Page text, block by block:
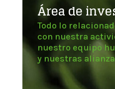
Área de
Todo lo
con nuestra
nuestro equipo
y nuestras